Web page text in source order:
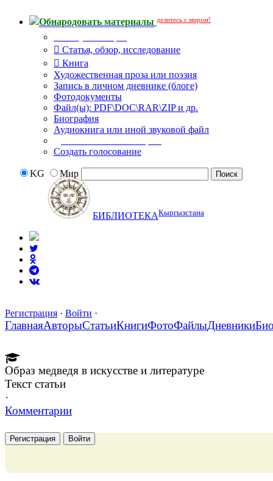
Обнародовать материалы делитесь с миром!
Статья, обзор, исследование
Книга
Художественная проза или поэзия
Запись в личном дневнике (блоге)
Фотодокументы
Файл(ы): PDF\DOC\RAR\ZIP и др.
Биография
Аудиокнига или иной звуковой файл
Создать голосование
KG Мир
БИБЛИОТЕКАКыргызстана
Регистрация · Войти ·
ГлавнаяАвторыСтатьиКнигиФотоФайлыДневники
Образ медведя в искусстве и литературе
Текст статьи
·
Комментарии
Регистрация Войти